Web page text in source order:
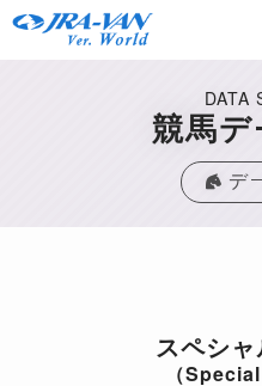
DATA
競馬
デ
スペシ
（